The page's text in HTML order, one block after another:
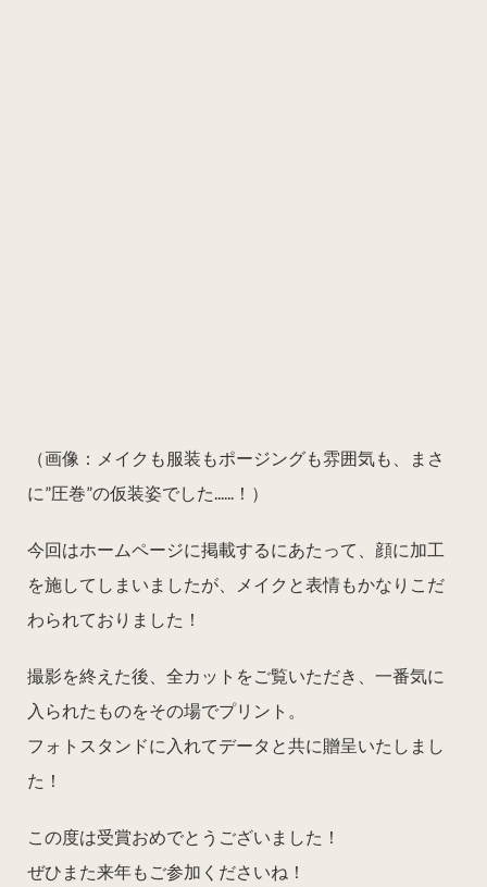
（画像：メイクも服装もポージングも雰囲気も、まさ
に”圧巻”の仮装姿でした......！）
今回はホームページに掲載するにあたって、顔に加工
を施してしまいましたが、メイクと表情もかなりこだ
わられておりました！
撮影を終えた後、全カットをご覧いただき、一番気に
入られたものをその場でプリント。
フォトスタンドに入れてデータと共に贈呈いたしまし
た！
この度は受賞おめでとうございました！
ぜひまた来年もご参加くださいね！